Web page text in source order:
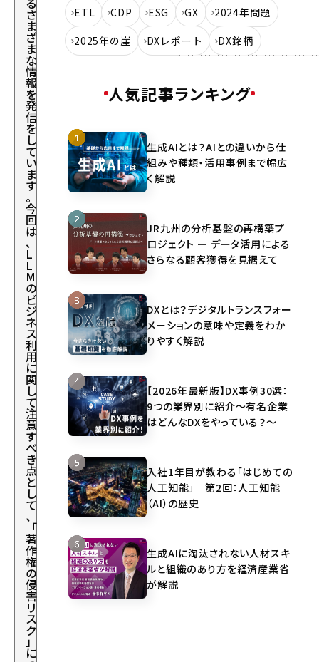
さ
ま
ざ
ま
な
情
報
を
発
信
を
し
て
い
ま
す
。
今
回
は
、
L
L
M
の
ビ
ジ
ネ
ス
利
用
に
関
し
て
注
意
す
べ
き
点
と
し
て
、
「
著
作
権
の
侵
害
リ
ス
ク
」
に
ETL
CDP ESG GX
2024年問題
2025年の崖
DXレポート DX銘柄
人気記事ランキング
生成AIとは？AIとの違いから仕
組みや種類・活用事例まで幅広
く解説
JR九州の分析基盤の再構築プ
ロジェクト ー データ活用による
さらなる顧客獲得を見据えて
DXとは？デジタルトランスフォー
メーションの意味や定義をわか
りやすく解説
【2026年最新版】DX事例30選：
9つの業界別に紹介～有名企業
はどんなDXをやっている？～
入社1年目が教わる「はじめての
人工知能」 第2回：人工知能
（AI）の歴史
生成AIに淘汰されない人材スキ
ルと組織のあり方を経済産業省
が解説